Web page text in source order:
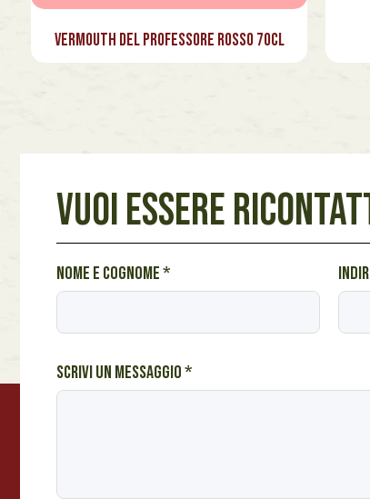
Vermouth del Professore Rosso 70cl
VUOI ESSERE
Nome e cognome*
Scrivi un messaggio*